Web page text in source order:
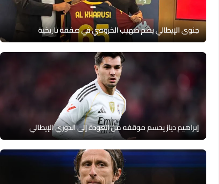
جنوى الإيطالي يضم صهيب الخروصي في صفقة تاريخية
إبراهيم دياز يحسم موقفه من العودة إلى الدوري الإيطالي